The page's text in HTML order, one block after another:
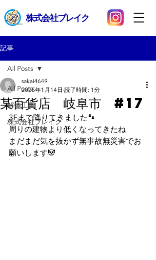
​株式会社ブレイク
記事
All Posts
解体工事
株式会社ブレイク
All Posts
某百貨店 岐阜市 #17
sakai4649
2025年1月14日 読了時間: 1分
3Fまで降りてきました🐾
周りの建物より低くなってきたね
まだまだ気を抜かず無事故無災害でお
願いします🐼